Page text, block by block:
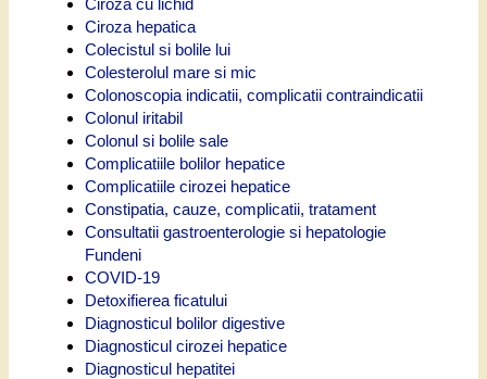
Ciroza hepatica
Colecistul si bolile lui
Colesterolul mare si mic
Colonoscopia indicatii, complicatii contraindicatii
Colonul iritabil
Colonul si bolile sale
Complicatiile bolilor hepatice
Complicatiile cirozei hepatice
Constipatia, cauze, complicatii, tratament
Consultatii gastroenterologie si hepatologie
Fundeni
COVID-19
Detoxifierea ficatului
Diagnosticul bolilor digestive
Diagnosticul cirozei hepatice
Diagnosticul hepatitei